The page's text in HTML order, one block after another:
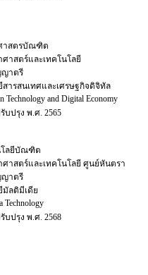
าสตรบัณฑิต
าสตร์และเทคโนโลยี
ญาตรี
สารสนเทศและเศรษฐกิจดิจิทัล
Technology and Digital Economy
บปรุง พ.ศ. 2565
โลยีบัณฑิต
าสตร์และเทคโนโลยี ศูนย์หันตรา
ญาตรี
มัลติมีเดีย
Technology
บปรุง พ.ศ. 2568